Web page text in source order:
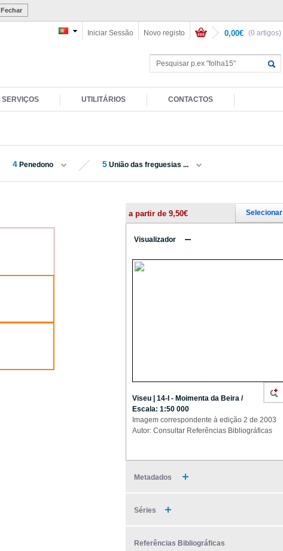
Fechar
(0 artigos)
0,00€
Novo registo
Iniciar Sessão
SERVIÇOS UTILITÁRIOS CONTACTOS
4 Penedono 5 União das freguesias ...
a partir de 9,50€ Selecionar
Visualizador
Viseu | 14-I - Moimenta da Beira /
Escala: 1:50 000
Imagem correspondente à edição 2 de 2003
Autor: Consultar Referências Bibliográficas
Metadados
Séries
Referências Bibliográficas